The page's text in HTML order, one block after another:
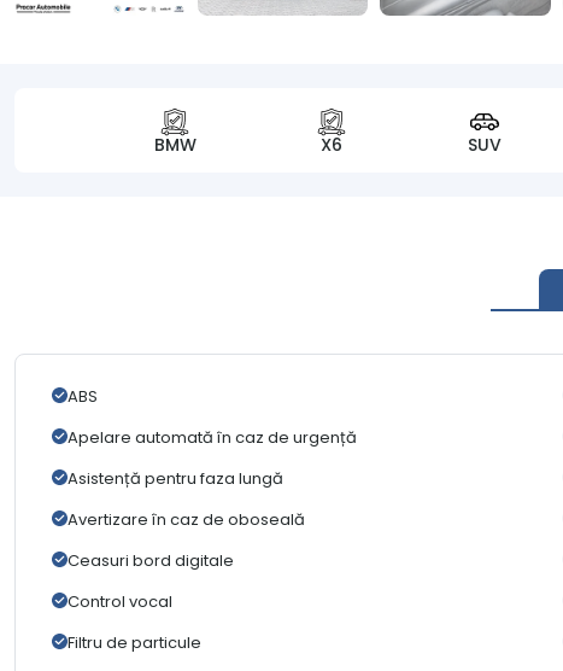
BMW X6 SUV
ABS
Apelare automată în caz de urgență
Asistență pentru faza lungă
Avertizare în caz de oboseală
Ceasuri bord digitale
Control vocal
Filtru de particule